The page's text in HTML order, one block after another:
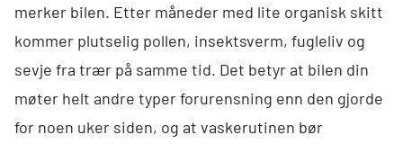
merker bilen. Etter måneder med lite organisk skitt
kommer plutselig pollen, insektsverm, fugleliv og
sevje fra trær på samme tid. Det betyr at bilen din
møter helt andre typer forurensning enn den gjorde
for noen uker siden, og at vaskerutinen bør